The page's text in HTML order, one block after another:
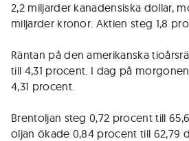
2,2 miljarder kanadensiska dollar,
miljarder kronor. Aktien steg 1,8
Räntan på den amerikanska
till 4,31 procent. I dag på
4,31 procent.
Brentoljan steg 0,72 procent till
oljan ökade 0,84 procent till 62,79